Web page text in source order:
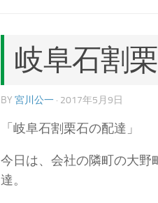
岐阜石割
BY 宮川公一 · 2017年5月9日
「岐阜石割栗石の配達」
今日は、会社の隣町の大野
達。